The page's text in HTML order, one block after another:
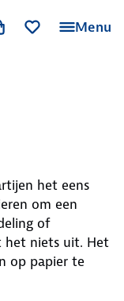
Menu
het eens
om een
of
het niets uit. Het
op papier te